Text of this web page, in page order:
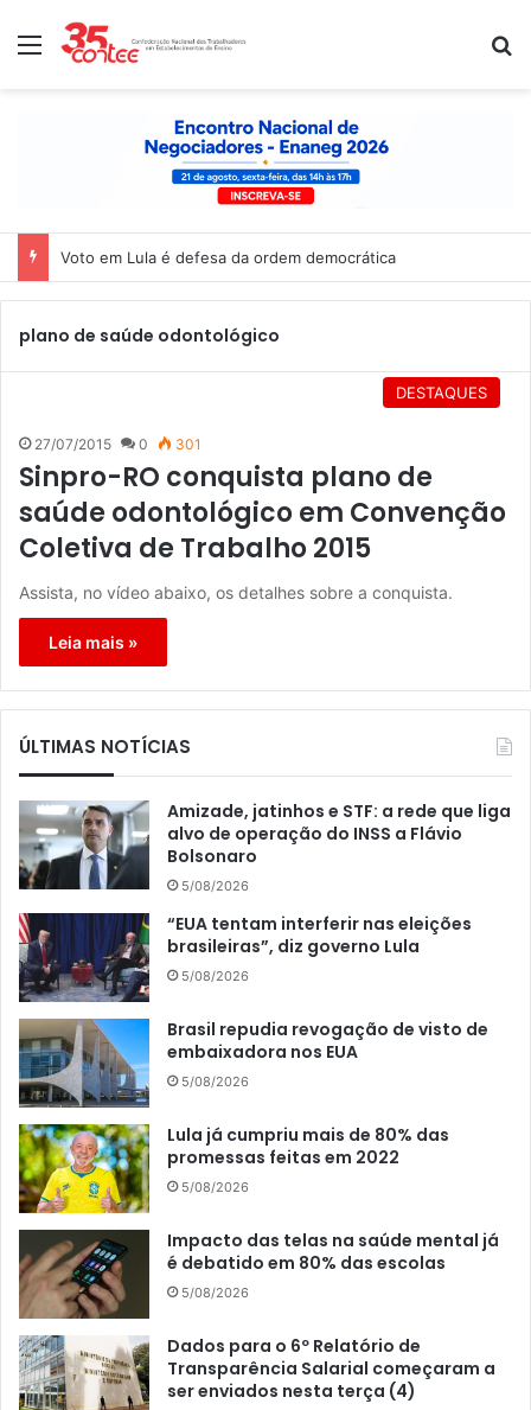
Menu
Voto em Lula é defesa da ordem democrática
plano de saúde odontológico
DESTAQUES
27/07/2015 0 301
Sinpro-RO conquista plano de
saúde odontológico em Convenção
Coletiva de Trabalho 2015
Assista, no vídeo abaixo, os detalhes sobre a conquista.
Leia mais »
ÚLTIMAS NOTÍCIAS
Amizade, jatinhos e STF: a rede que liga
alvo de operação do INSS a Flávio
Bolsonaro
5/08/2026
“EUA tentam interferir nas eleições
brasileiras”, diz governo Lula
5/08/2026
Brasil repudia revogação de visto de
embaixadora nos EUA
5/08/2026
Lula já cumpriu mais de 80% das
promessas feitas em 2022
5/08/2026
Impacto das telas na saúde mental já
é debatido em 80% das escolas
5/08/2026
Dados para o 6º Relatório de
Transparência Salarial começaram a
ser enviados nesta terça (4)